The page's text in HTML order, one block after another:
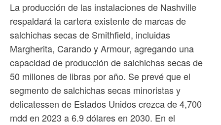
La producción de las instalaciones de Nashville
respaldará la cartera existente de marcas de
salchichas secas de Smithfield, incluidas
Margherita, Carando y Armour, agregando una
capacidad de producción de salchichas secas de
50 millones de libras por año. Se prevé que el
segmento de salchichas secas minoristas y
delicatessen de Estados Unidos crezca de 4,700
mdd en 2023 a 6.9 dólares en 2030. En el